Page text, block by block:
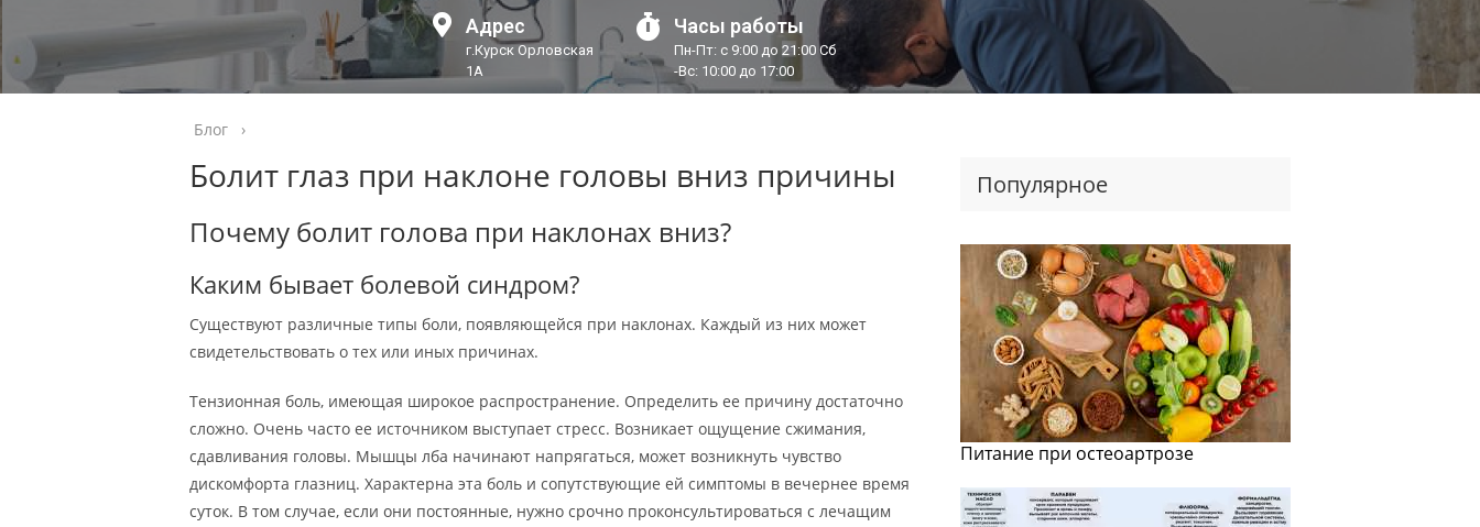
Адрес
г.Курск Орловская
1А
Часы работы
Пн-Пт: с 9:00 до 21:00 Сб
-Вс: 10:00 до 17:00
Блог ›
Болит глаз при наклоне головы вниз причины
Почему болит голова при наклонах вниз?
Каким бывает болевой синдром?
Существуют различные типы боли, появляющейся при наклонах. Каждый из них может
свидетельствовать о тех или иных причинах.
Тензионная боль, имеющая широкое распространение. Определить ее причину достаточно
сложно. Очень часто ее источником выступает стресс. Возникает ощущение сжимания,
сдавливания головы. Мышцы лба начинают напрягаться, может возникнуть чувство
дискомфорта глазниц. Характерна эта боль и сопутствующие ей симптомы в вечернее время
суток. В том случае, если они постоянные, нужно срочно проконсультироваться с лечащим
Популярное
Питание при остеоартрозе